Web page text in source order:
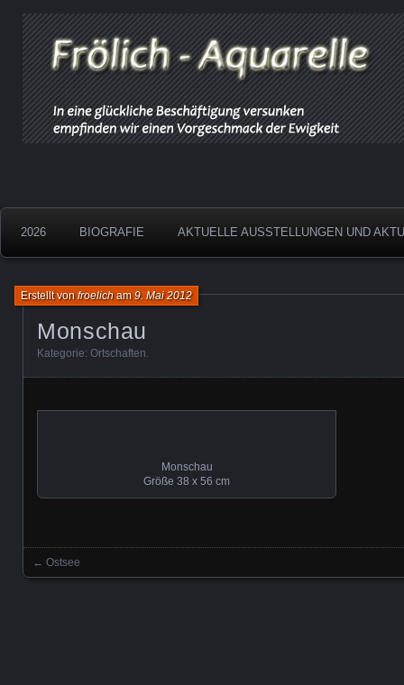
Froelich
Aquarelle
2026 BIOGRAFIE AKTUELLE AUSSTELLUNGEN UND
Monschau
Erstellt vonfroelicham9. Mai 2012
Kategorie: Ortschaften.
Monschau
Größe 38 x 56 cm
Beitrag Navigation
← Ostsee